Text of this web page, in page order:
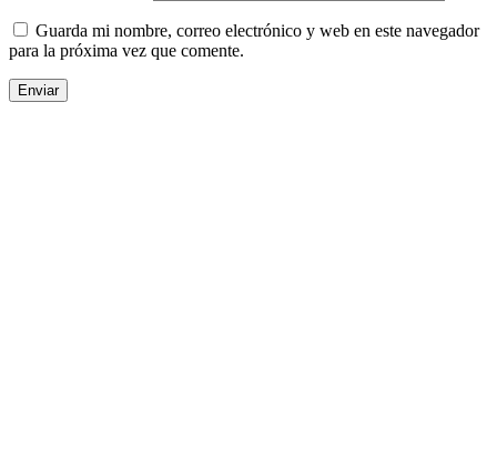
Guarda mi nombre, correo electrónico y web en este navegador
para la próxima vez que comente.